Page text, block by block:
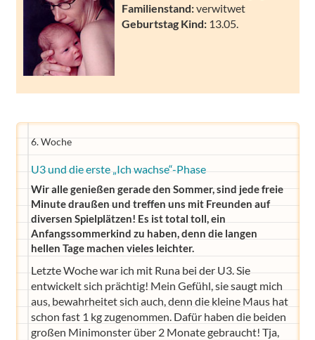
Familienstand:verwitwet
Geburtstag Kind: 13.05.
6. Woche
U3 und die erste „Ich wachse“-Phase
Wir alle genießen gerade den Sommer, sind jede freie
Minute draußen und treffen uns mit Freunden auf
diversen Spielplätzen! Es ist total toll, ein
Anfangssommerkind zu haben, denn die langen
hellen Tage machen vieles leichter.
Letzte Woche war ich mit Runa bei der U3. Sie
entwickelt sich prächtig! Mein Gefühl, sie saugt mich
aus, bewahrheitet sich auch, denn die kleine Maus hat
schon fast 1 kg zugenommen. Dafür haben die beiden
großen Minimonster über 2 Monate gebraucht! Tja,